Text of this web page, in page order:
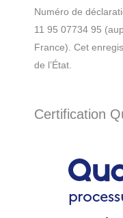
Numéro de
11 95 07734 95
France). Cet
de l’État.
Certification